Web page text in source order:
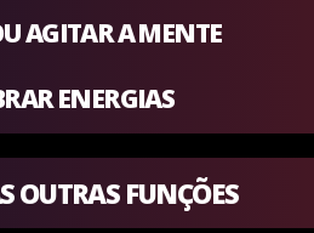
AGITAR A MENTE
ENERGIAS
OUTRAS FUNÇÕES